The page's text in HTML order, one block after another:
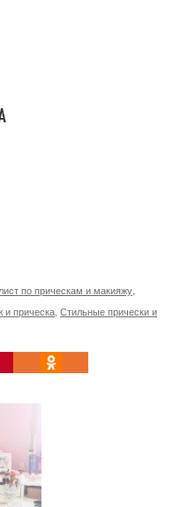
по прическам и макияжу
и прическа Стильные прически и